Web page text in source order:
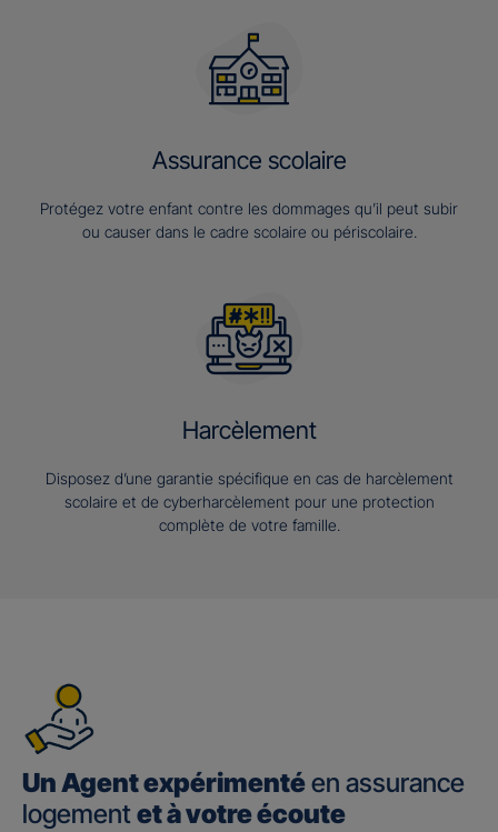
Assurance scolaire
Protégez votre enfant contre les dommages qu’il peut subir
ou causer dans le cadre scolaire ou périscolaire.
Harcèlement
Disposez d’une garantie spécifique en cas de harcèlement
scolaire et de cyberharcèlement pour une protection
complète de votre famille.
Un Agent expérimentéen assurance
logement et à votre écoute